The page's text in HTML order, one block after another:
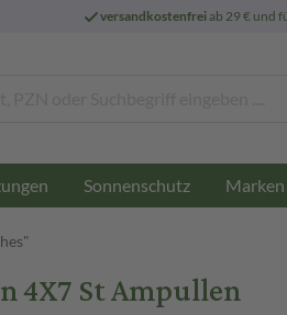
versandkostenfreiab 29 € und
Sonnenschutz Marken
4X7 St Ampullen